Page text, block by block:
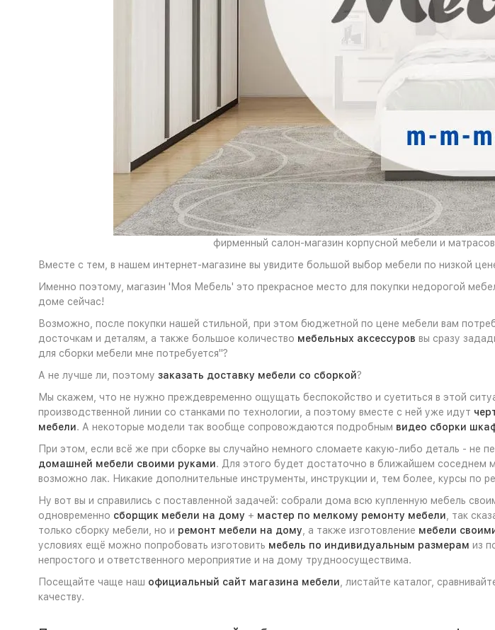
фирменный салон-магазин корпусной мебели и
Вместе с тем, в нашем интернет-магазине вы увидите большой выбор мебели по низкой
Именно поэтому, магазин 'Моя Мебель' это прекрасное место для покупки недорогой
доме сейчас!
Возможно, после покупки нашей стильной, при этом бюджетной по цене мебели вам
досточкам и деталям, а также большое количество мебельных аксессуров вы сразу
для сборки мебели мне потребуется"?
А не лучше ли, поэтому заказать доставку мебели со сборкой?
Мы скажем, что не нужно преждевременно ощущать беспокойство и суетиться в этой
производственной линии со станками по технологии, а поэтому вместе с ней уже идут
мебели. А некоторые модели так вообще сопровождаются подробным видео сборки
При этом, если всё же при сборке вы случайно немного сломаете какую-либо деталь - не
домашней мебели своими руками. Для этого будет достаточно в ближайшем соседнем
возможно лак. Никакие дополнительные инструменты, инструкции и, тем более, курсы по
Ну вот вы и справились с поставленной задачей: собрали дома всю купленную мебель
одновременно сборщик мебели на дому + мастер по мелкому ремонту мебели , так
только сборку мебели, но и ремонт мебели на дому , а также изготовление мебели
условиях ещё можно попробовать изготовить мебель по индивидуальным размерам из
непростого и ответственного мероприятие и на дому трудноосуществима.
Посещайте чаще наш официальный сайт магазина мебели , листайте каталог,
качеству.